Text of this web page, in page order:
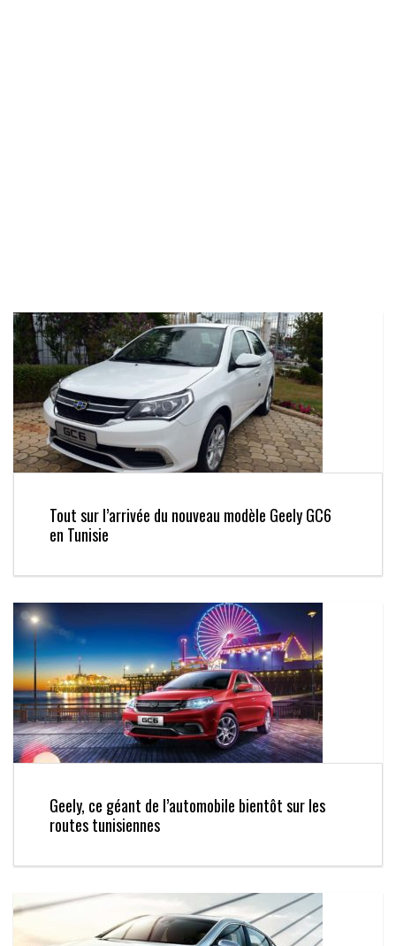
Tout sur l’arrivée du nouveau modèle Geely GC6
en Tunisie
Geely, ce géant de l’automobile bientôt sur les
routes tunisiennes